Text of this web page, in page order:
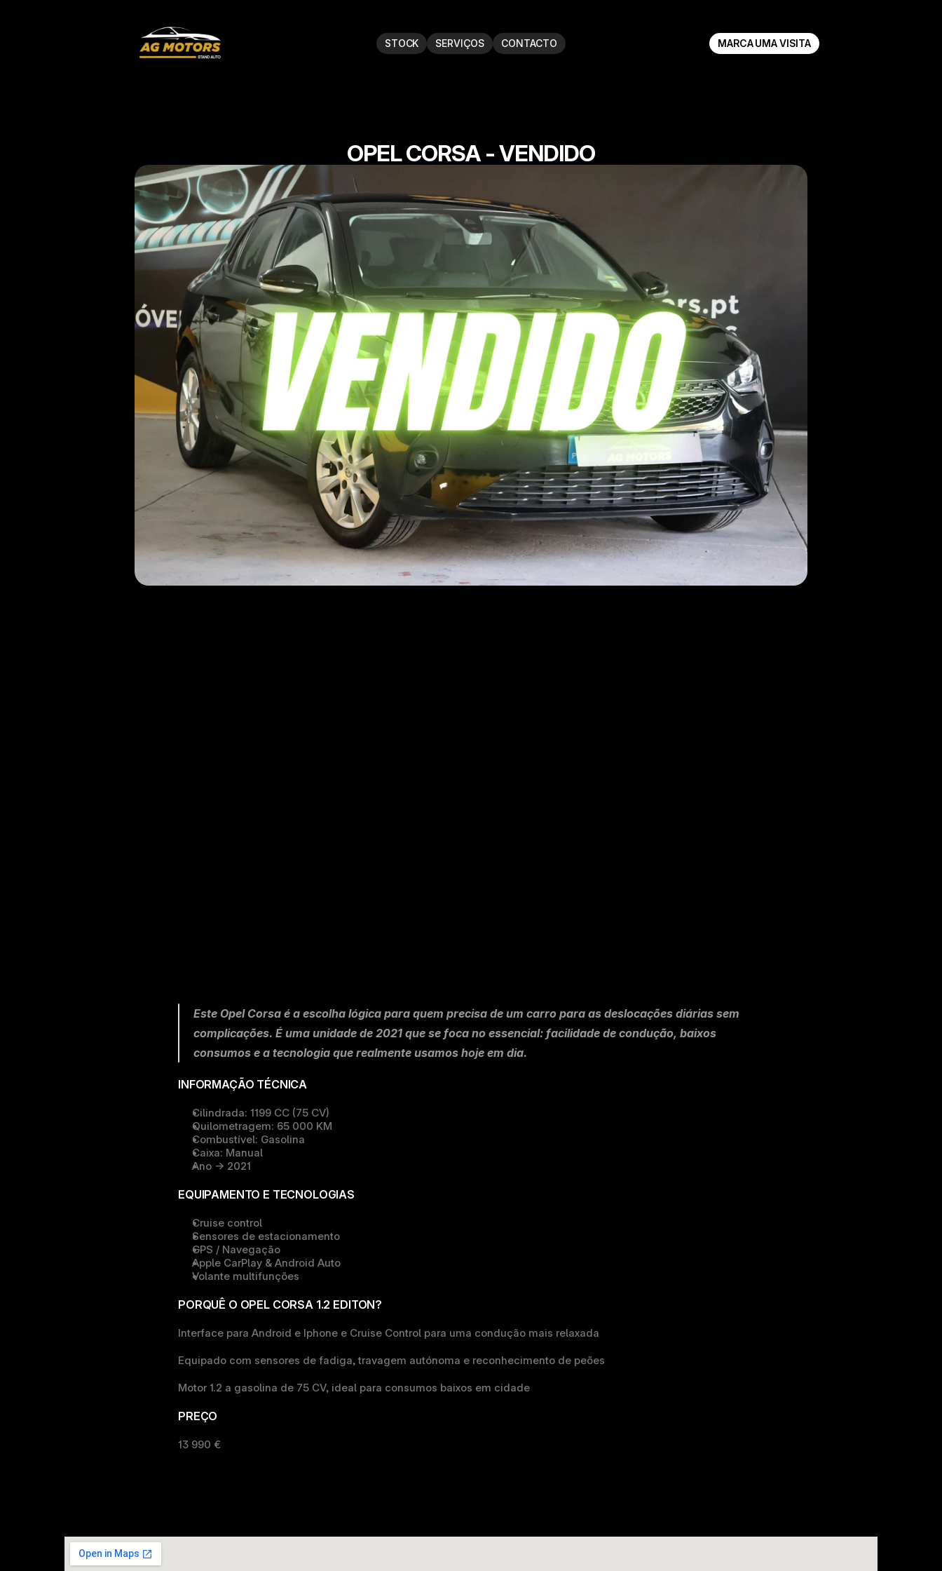
STOCK SERVIÇOS CONTACTO MARCA UMA VISITA
OPEL CORSA - VENDIDO
Este Opel Corsa é a escolha lógica para quem precisa de um carro para as deslocações diárias sem
complicações. É uma unidade de 2021 que se foca no essencial: facilidade de condução, baixos
consumos e a tecnologia que realmente usamos hoje em dia.
INFORMAÇÃO TÉCNICA
Cilindrada: 1199 CC (75 CV)
Quilometragem: 65 000 KM
Combustível: Gasolina
Caixa: Manual
Ano -> 2021
EQUIPAMENTO E TECNOLOGIAS
Cruise control
Sensores de estacionamento
GPS / Navegação
Apple CarPlay & Android Auto
Volante multifunções
PORQUÊ O OPEL CORSA 1.2 EDITON?
Interface para Android e Iphone e Cruise Control para uma condução mais relaxada
Equipado com sensores de fadiga, travagem autónoma e reconhecimento de peões
Motor 1.2 a gasolina de 75 CV, ideal para consumos baixos em cidade
PREÇO
13 990 €